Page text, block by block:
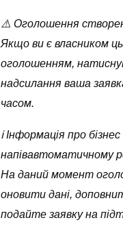
⚠️ Оголошення
Якщо ви є власником
оголошенням,
надсилання ваша
часом.
ℹ️ Інформація про
напівавтоматичному
На даний момент
оновити дані,
подайте заявку на